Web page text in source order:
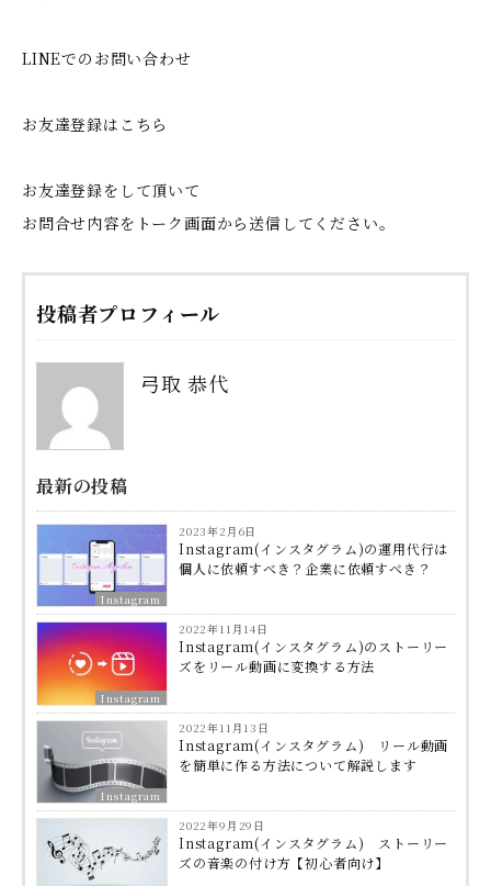
LINEでのお問い合わせ
お友達登録はこちら
お友達登録をして頂いて
お問合せ内容をトーク画面から送信してください。
投稿者プロフィール
弓取 恭代
最新の投稿
Instagram
2023年2月6日
Instagram(インスタグラム)の運用代行は
個人に依頼すべき？企業に依頼すべき？
Instagram
2022年11月14日
Instagram(インスタグラム)のストーリー
ズをリール動画に変換する方法
Instagram
2022年11月13日
Instagram(インスタグラム) リール動画
を簡単に作る方法について解説します
2022年9月29日
Instagram(インスタグラム) ストーリー
ズの音楽の付け方【初心者向け】